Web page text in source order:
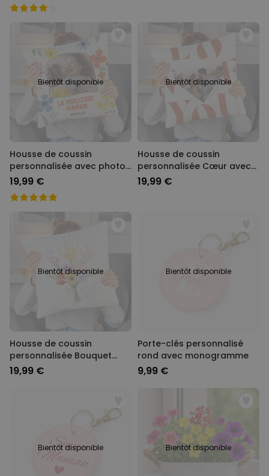
Bientôt disponible
Housse de coussin
personnalisée avec photo
et texte
19,99 €
Bientôt disponible
Housse de coussin
personnalisée Cœur avec
photo et texte
19,99 €
Bientôt disponible
Housse de coussin
personnalisée Bouquet
avec empreinte de main
19,99 €
Bientôt disponible
Porte-clés personnalisé
rond avec monogramme
9,99 €
Bientôt disponible Bientôt disponible